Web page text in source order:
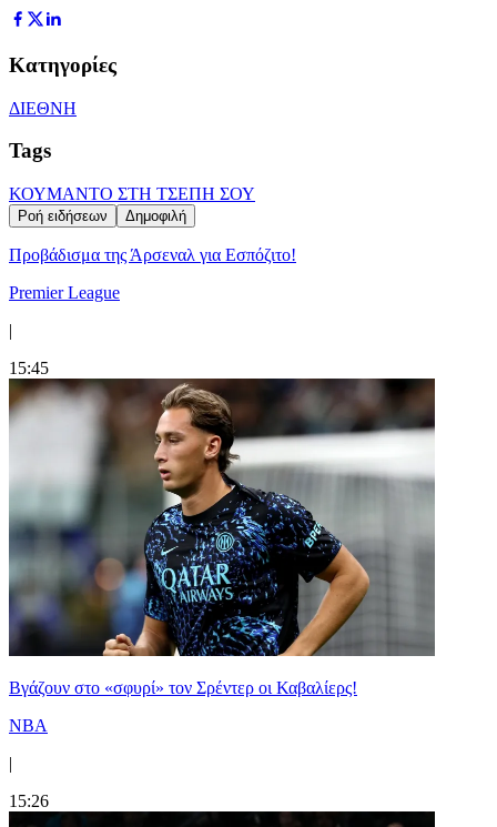
Κατηγορίες
ΔΙΕΘΝΗ
Tags
ΚΟΥΜΑΝΤΟ ΣΤΗ ΤΣΕΠΗ ΣΟΥ
Ροή ειδήσεων Δημοφιλή
Προβάδισμα της Άρσεναλ για Εσπόζιτο!
Premier League
|
15:45
Bγάζουν στο «σφυρί» τον Σρέντερ οι Καβαλίερς!
NBA
|
15:26